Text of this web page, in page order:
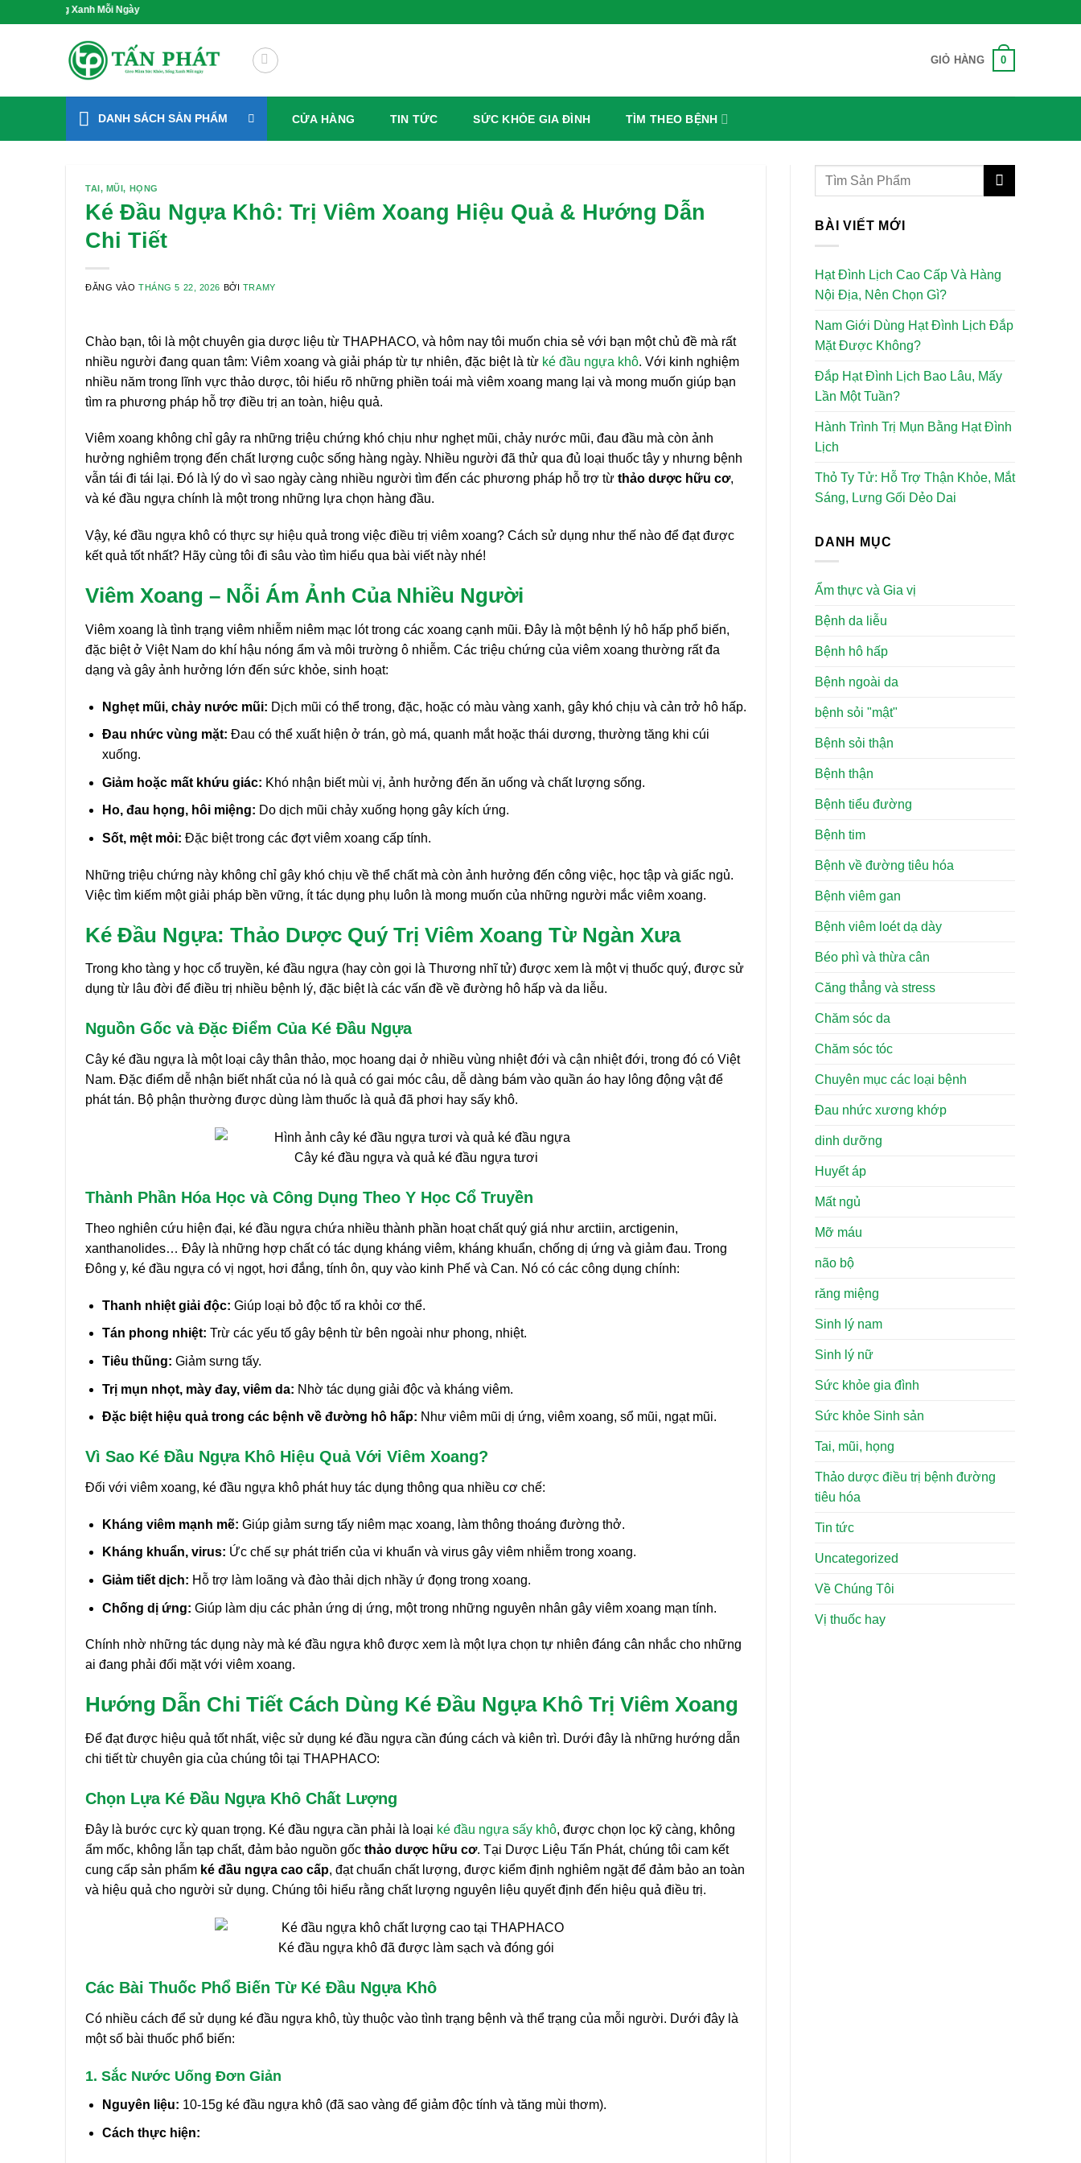
Xanh Mỗi Ngày
GIỎ HÀNG 0
DANH SÁCH SẢN PHẨM CỬA HÀNG TIN TỨC SỨC KHỎE GIA ĐÌNH TÌM THEO BỆNH
TAI, MŨI, HỌNG
Ké Đầu Ngựa Khô: Trị Viêm Xoang Hiệu Quả & Hướng Dẫn
Chi Tiết
ĐĂNG VÀOTHÁNG 5 22, 2026 BỞI TRAMY
Chào bạn, tôi là một chuyên gia dược liệu từ THAPHACO, và hôm nay tôi muốn chia sẻ với bạn một chủ đề mà rất
nhiều người đang quan tâm: Viêm xoang và giải pháp từ tự nhiên, đặc biệt là từ ké đầu ngựa khô. Với kinh nghiệm
nhiều năm trong lĩnh vực thảo dược, tôi hiểu rõ những phiền toái mà viêm xoang mang lại và mong muốn giúp bạn
tìm ra phương pháp hỗ trợ điều trị an toàn, hiệu quả.
Viêm xoang không chỉ gây ra những triệu chứng khó chịu như nghẹt mũi, chảy nước mũi, đau đầu mà còn ảnh
hưởng nghiêm trọng đến chất lượng cuộc sống hàng ngày. Nhiều người đã thử qua đủ loại thuốc tây y nhưng bệnh
vẫn tái đi tái lại. Đó là lý do vì sao ngày càng nhiều người tìm đến các phương pháp hỗ trợ từ thảo dược hữu cơ,
và ké đầu ngựa chính là một trong những lựa chọn hàng đầu.
Vậy, ké đầu ngựa khô có thực sự hiệu quả trong việc điều trị viêm xoang? Cách sử dụng như thế nào để đạt được
kết quả tốt nhất? Hãy cùng tôi đi sâu vào tìm hiểu qua bài viết này nhé!
Viêm Xoang – Nỗi Ám Ảnh Của Nhiều Người
Viêm xoang là tình trạng viêm nhiễm niêm mạc lót trong các xoang cạnh mũi. Đây là một bệnh lý hô hấp phổ biến,
đặc biệt ở Việt Nam do khí hậu nóng ẩm và môi trường ô nhiễm. Các triệu chứng của viêm xoang thường rất đa
dạng và gây ảnh hưởng lớn đến sức khỏe, sinh hoạt:
Nghẹt mũi, chảy nước mũi: Dịch mũi có thể trong, đặc, hoặc có màu vàng xanh, gây khó chịu và cản trở hô hấp.
Đau nhức vùng mặt: Đau có thể xuất hiện ở trán, gò má, quanh mắt hoặc thái dương, thường tăng khi cúi
xuống.
Giảm hoặc mất khứu giác: Khó nhận biết mùi vị, ảnh hưởng đến ăn uống và chất lượng sống.
Ho, đau họng, hôi miệng: Do dịch mũi chảy xuống họng gây kích ứng.
Sốt, mệt mỏi: Đặc biệt trong các đợt viêm xoang cấp tính.
Những triệu chứng này không chỉ gây khó chịu về thể chất mà còn ảnh hưởng đến công việc, học tập và giấc ngủ.
Việc tìm kiếm một giải pháp bền vững, ít tác dụng phụ luôn là mong muốn của những người mắc viêm xoang.
Ké Đầu Ngựa: Thảo Dược Quý Trị Viêm Xoang Từ Ngàn Xưa
Trong kho tàng y học cổ truyền, ké đầu ngựa (hay còn gọi là Thương nhĩ tử) được xem là một vị thuốc quý, được sử
dụng từ lâu đời để điều trị nhiều bệnh lý, đặc biệt là các vấn đề về đường hô hấp và da liễu.
Nguồn Gốc và Đặc Điểm Của Ké Đầu Ngựa
Cây ké đầu ngựa là một loại cây thân thảo, mọc hoang dại ở nhiều vùng nhiệt đới và cận nhiệt đới, trong đó có Việt
Nam. Đặc điểm dễ nhận biết nhất của nó là quả có gai móc câu, dễ dàng bám vào quần áo hay lông động vật để
phát tán. Bộ phận thường được dùng làm thuốc là quả đã phơi hay sấy khô.
Cây ké đầu ngựa và quả ké đầu ngựa tươi
Thành Phần Hóa Học và Công Dụng Theo Y Học Cổ Truyền
Theo nghiên cứu hiện đại, ké đầu ngựa chứa nhiều thành phần hoạt chất quý giá như arctiin, arctigenin,
xanthanolides… Đây là những hợp chất có tác dụng kháng viêm, kháng khuẩn, chống dị ứng và giảm đau. Trong
Đông y, ké đầu ngựa có vị ngọt, hơi đắng, tính ôn, quy vào kinh Phế và Can. Nó có các công dụng chính:
Thanh nhiệt giải độc: Giúp loại bỏ độc tố ra khỏi cơ thể.
Tán phong nhiệt: Trừ các yếu tố gây bệnh từ bên ngoài như phong, nhiệt.
Tiêu thũng: Giảm sưng tấy.
Trị mụn nhọt, mày đay, viêm da: Nhờ tác dụng giải độc và kháng viêm.
Đặc biệt hiệu quả trong các bệnh về đường hô hấp: Như viêm mũi dị ứng, viêm xoang, sổ mũi, ngạt mũi.
Vì Sao Ké Đầu Ngựa Khô Hiệu Quả Với Viêm Xoang?
Đối với viêm xoang, ké đầu ngựa khô phát huy tác dụng thông qua nhiều cơ chế:
Kháng viêm mạnh mẽ: Giúp giảm sưng tấy niêm mạc xoang, làm thông thoáng đường thở.
Kháng khuẩn, virus: Ức chế sự phát triển của vi khuẩn và virus gây viêm nhiễm trong xoang.
Giảm tiết dịch: Hỗ trợ làm loãng và đào thải dịch nhầy ứ đọng trong xoang.
Chống dị ứng: Giúp làm dịu các phản ứng dị ứng, một trong những nguyên nhân gây viêm xoang mạn tính.
Chính nhờ những tác dụng này mà ké đầu ngựa khô được xem là một lựa chọn tự nhiên đáng cân nhắc cho những
ai đang phải đối mặt với viêm xoang.
Hướng Dẫn Chi Tiết Cách Dùng Ké Đầu Ngựa Khô Trị Viêm Xoang
Để đạt được hiệu quả tốt nhất, việc sử dụng ké đầu ngựa cần đúng cách và kiên trì. Dưới đây là những hướng dẫn
chi tiết từ chuyên gia của chúng tôi tại THAPHACO:
Chọn Lựa Ké Đầu Ngựa Khô Chất Lượng
Đây là bước cực kỳ quan trọng. Ké đầu ngựa cần phải là loại ké đầu ngựa sấy khô, được chọn lọc kỹ càng, không
ẩm mốc, không lẫn tạp chất, đảm bảo nguồn gốc thảo dược hữu cơ. Tại Dược Liệu Tấn Phát, chúng tôi cam kết
cung cấp sản phẩm ké đầu ngựa cao cấp, đạt chuẩn chất lượng, được kiểm định nghiêm ngặt để đảm bảo an toàn
và hiệu quả cho người sử dụng. Chúng tôi hiểu rằng chất lượng nguyên liệu quyết định đến hiệu quả điều trị.
Ké đầu ngựa khô đã được làm sạch và đóng gói
Các Bài Thuốc Phổ Biến Từ Ké Đầu Ngựa Khô
Có nhiều cách để sử dụng ké đầu ngựa khô, tùy thuộc vào tình trạng bệnh và thể trạng của mỗi người. Dưới đây là
một số bài thuốc phổ biến:
1. Sắc Nước Uống Đơn Giản
Nguyên liệu: 10-15g ké đầu ngựa khô (đã sao vàng để giảm độc tính và tăng mùi thơm).
Cách thực hiện:
BÀI VIẾT MỚI
Hạt Đình Lịch Cao Cấp Và Hàng
Nội Địa, Nên Chọn Gì?
Nam Giới Dùng Hạt Đình Lịch Đắp
Mặt Được Không?
Đắp Hạt Đình Lịch Bao Lâu, Mấy
Lần Một Tuần?
Hành Trình Trị Mụn Bằng Hạt Đình
Lịch
Thỏ Ty Tử: Hỗ Trợ Thận Khỏe, Mắt
Sáng, Lưng Gối Dẻo Dai
DANH MỤC
Ẩm thực và Gia vị
Bệnh da liễu
Bệnh hô hấp
Bệnh ngoài da
bệnh sỏi "mật"
Bệnh sỏi thận
Bệnh thận
Bệnh tiểu đường
Bệnh tim
Bệnh về đường tiêu hóa
Bệnh viêm gan
Bệnh viêm loét dạ dày
Béo phì và thừa cân
Căng thẳng và stress
Chăm sóc da
Chăm sóc tóc
Chuyên mục các loại bệnh
Đau nhức xương khớp
dinh dưỡng
Huyết áp
Mất ngủ
Mỡ máu
não bộ
răng miệng
Sinh lý nam
Sinh lý nữ
Sức khỏe gia đình
Sức khỏe Sinh sản
Tai, mũi, họng
Thảo dược điều trị bệnh đường
tiêu hóa
Tin tức
Uncategorized
Về Chúng Tôi
Vị thuốc hay